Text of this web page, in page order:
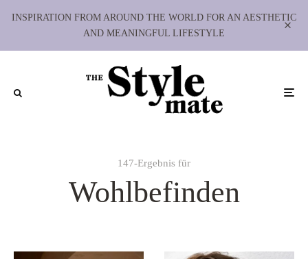
INSPIRATION FROM AROUND THE WORLD FOR AN AESTHETIC
AND MEANINGFUL LIFESTYLE
147-Ergebnis für
Wohlbefinden